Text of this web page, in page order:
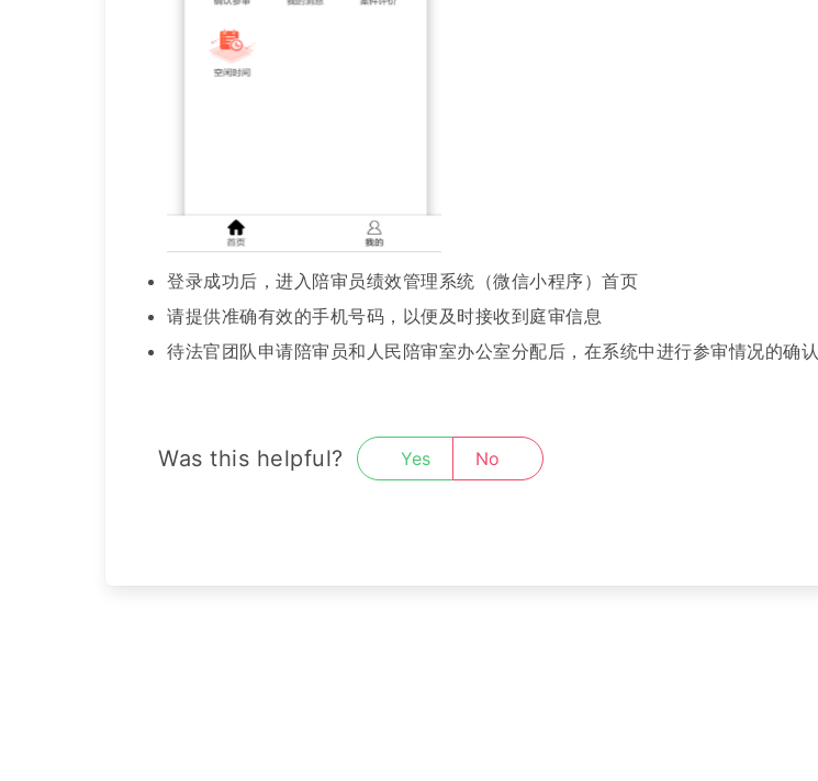
登录成功后，进入陪审员绩效管理系统（微信小程序）首页
请提供准确有效的手机号码，以便及时接收到庭审信息
待法官团队申请陪审员和人民陪审室办公室分配后，在系统中进行参审情况的确认
Was this helpful? Yes No